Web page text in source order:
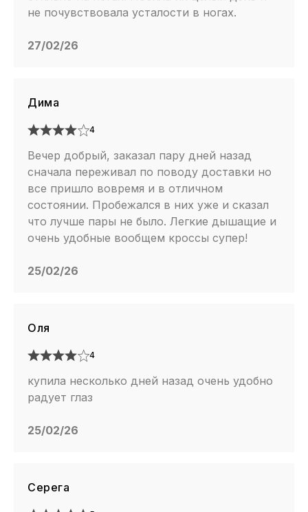
не почувствовала усталости в ногах.
27/02/26
Дима
4
Вечер добрый, заказал пару дней назад
сначала переживал по поводу доставки но
все пришло вовремя и в отличном
состоянии. Пробежался в них уже и сказал
что лучше пары не было. Легкие дышащие и
очень удобные вообщем кроссы супер!
25/02/26
Оля
4
купила несколько дней назад очень удобно
радует глаз
25/02/26
Серега